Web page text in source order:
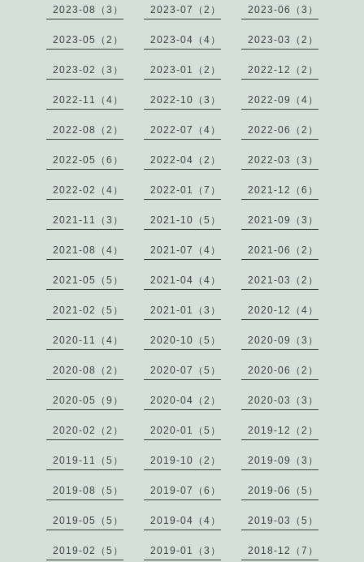
2023-08（3） 2023-07（2） 2023-06（3）
2023-05（2） 2023-04（4） 2023-03（2）
2023-02（3） 2023-01（2） 2022-12（2）
2022-11（4） 2022-10（3） 2022-09（4）
2022-08（2） 2022-07（4） 2022-06（2）
2022-05（6） 2022-04（2） 2022-03（3）
2022-02（4） 2022-01（7） 2021-12（6）
2021-11（3） 2021-10（5） 2021-09（3）
2021-08（4） 2021-07（4） 2021-06（2）
2021-05（5） 2021-04（4） 2021-03（2）
2021-02（5） 2021-01（3） 2020-12（4）
2020-11（4） 2020-10（5） 2020-09（3）
2020-08（2） 2020-07（5） 2020-06（2）
2020-05（9） 2020-04（2） 2020-03（3）
2020-02（2） 2020-01（5） 2019-12（2）
2019-11（5） 2019-10（2） 2019-09（3）
2019-08（5） 2019-07（6） 2019-06（5）
2019-05（5） 2019-04（4） 2019-03（5）
2019-02（5） 2019-01（3） 2018-12（7）